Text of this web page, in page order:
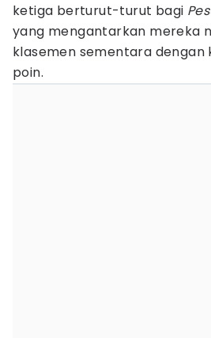
ketiga berturut-turut bagi
yang mengantarkan mereka
klasemen sementara dengan
poin.